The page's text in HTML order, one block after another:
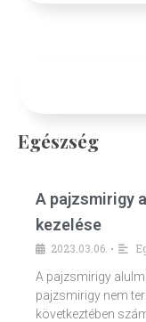
Egészség
A pajzsmirigy
kezelése
2023.03.06. •
A pajzsmirigy
pajzsmirigy nem
következtében